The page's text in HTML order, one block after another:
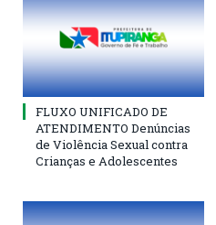
FLUXO UNIFICADO DE
ATENDIMENTO Denúncias
de Violência Sexual contra
Crianças e Adolescentes